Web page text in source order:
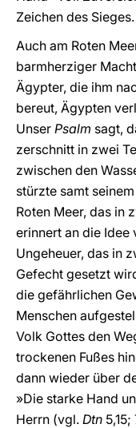
Zeichen des Sieges.
Auch am Roten
barmherziger
Ägypter, die ihm
bereut, Ägypten
Unser Psalm sagt,
zerschnitt in zwei
zwischen den
stürzte samt
Roten Meer, das in
erinnert an die Idee
Ungeheuer, das in
Gefecht gesetzt
die gefährlichen
Menschen
Volk Gottes den
trockenen Fußes
dann wieder über
»Die starke Hand
Herrn (vgl. Dtn